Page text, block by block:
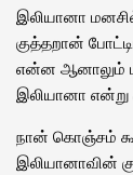
இலியானா
குத்தறான்
என்ன ஆனாலும்
இலியானா என்று
நான் கொஞ்சம்
இலியானாவின்